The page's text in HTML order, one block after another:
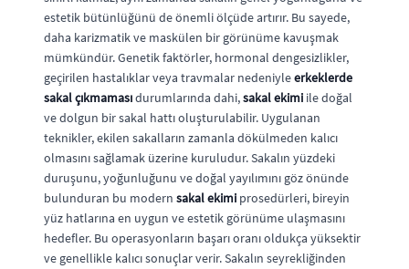
estetik bütünlüğünü de önemli ölçüde artırır. Bu sayede,
daha karizmatik ve maskülen bir görünüme kavuşmak
mümkündür. Genetik faktörler, hormonal dengesizlikler,
geçirilen hastalıklar veya travmalar nedeniyleerkeklerde
sakal çıkmamasıdurumlarında dahi,sakal ekimi ile doğal
ve dolgun bir sakal hattı oluşturulabilir. Uygulanan
teknikler, ekilen sakalların zamanla dökülmeden kalıcı
olmasını sağlamak üzerine kuruludur. Sakalın yüzdeki
duruşunu, yoğunluğunu ve doğal yayılımını göz önünde
bulunduran bu modern sakal ekimi prosedürleri, bireyin
yüz hatlarına en uygun ve estetik görünüme ulaşmasını
hedefler. Bu operasyonların başarı oranı oldukça yüksektir
ve genellikle kalıcı sonuçlar verir. Sakalın seyrekliğinden